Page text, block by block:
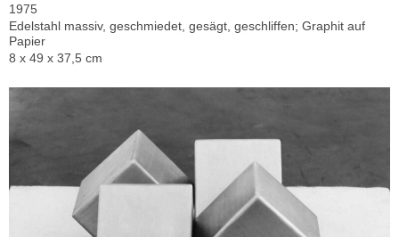
1975
Edelstahl massiv, geschmiedet, gesägt, geschliffen; Graphit auf
Papier
8 x 49 x 37,5 cm